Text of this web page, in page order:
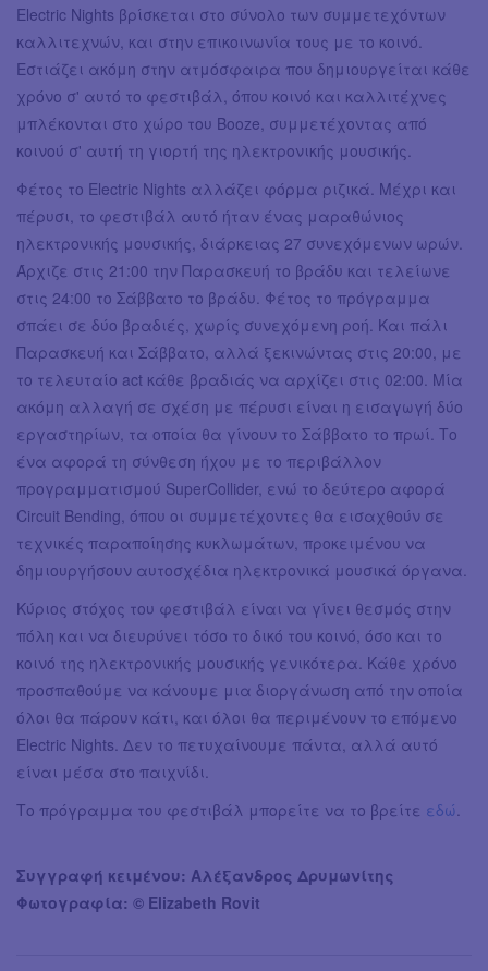
Electric Nights βρίσκεται στο σύνολο των συμμετεχόντων
καλλιτεχνών, και στην επικοινωνία τους με το κοινό.
Εστιάζει ακόμη στην ατμόσφαιρα που δημιουργείται κάθε
χρόνο σ' αυτό το φεστιβάλ, όπου κοινό και καλλιτέχνες
μπλέκονται στο χώρο του Booze, συμμετέχοντας από
κοινού σ' αυτή τη γιορτή της ηλεκτρονικής μουσικής.
Φέτος το Electric Nights αλλάζει φόρμα ριζικά. Μέχρι και
πέρυσι, το φεστιβάλ αυτό ήταν ένας μαραθώνιος
ηλεκτρονικής μουσικής, διάρκειας 27 συνεχόμενων ωρών.
Άρχιζε στις 21:00 την Παρασκευή το βράδυ και τελείωνε
στις 24:00 το Σάββατο το βράδυ. Φέτος το πρόγραμμα
σπάει σε δύο βραδιές, χωρίς συνεχόμενη ροή. Και πάλι
Παρασκευή και Σάββατο, αλλά ξεκινώντας στις 20:00, με
το τελευταίο act κάθε βραδιάς να αρχίζει στις 02:00. Μία
ακόμη αλλαγή σε σχέση με πέρυσι είναι η εισαγωγή δύο
εργαστηρίων, τα οποία θα γίνουν το Σάββατο το πρωί. Το
ένα αφορά τη σύνθεση ήχου με το περιβάλλον
προγραμματισμού SuperCollider, ενώ το δεύτερο αφορά
Circuit Bending, όπου οι συμμετέχοντες θα εισαχθούν σε
τεχνικές παραποίησης κυκλωμάτων, προκειμένου να
δημιουργήσουν αυτοσχέδια ηλεκτρονικά μουσικά όργανα.
Κύριος στόχος του φεστιβάλ είναι να γίνει θεσμός στην
πόλη και να διευρύνει τόσο το δικό του κοινό, όσο και το
κοινό της ηλεκτρονικής μουσικής γενικότερα. Κάθε χρόνο
προσπαθούμε να κάνουμε μια διοργάνωση από την οποία
όλοι θα πάρουν κάτι, και όλοι θα περιμένουν το επόμενο
Electric Nights. Δεν το πετυχαίνουμε πάντα, αλλά αυτό
είναι μέσα στο παιχνίδι.
Το πρόγραμμα του φεστιβάλ μπορείτε να το βρείτε εδώ.
Συγγραφή κειμένου: Αλέξανδρος Δρυμωνίτης
Φωτογραφία: © Elizabeth Rovit